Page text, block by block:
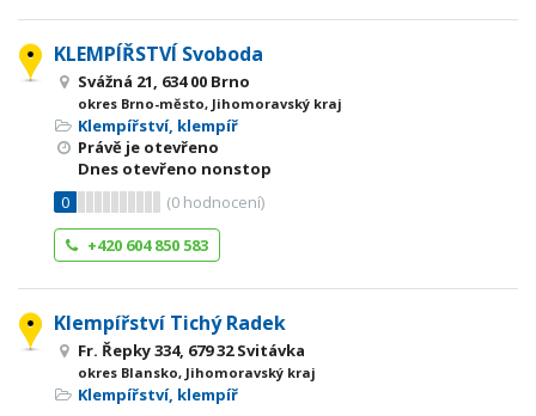
KLEMPÍŘSTVÍ Svoboda
Svážná 21, 634 00 Brno
okres Brno-město, Jihomoravský kraj
Klempířství, klempíř
Právě je otevřeno
Dnes otevřeno nonstop
0
(0 hodnocení)
+420 604 850 583
Klempířství Tichý Radek
Fr. Řepky 334, 679 32 Svitávka
okres Blansko, Jihomoravský kraj
Klempířství, klempíř